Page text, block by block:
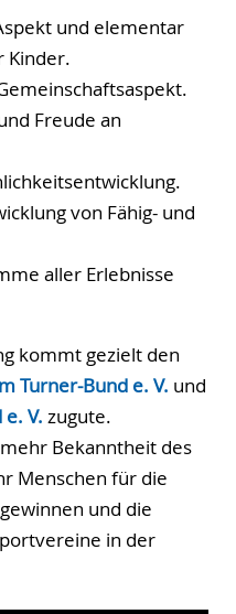
und elementar
Kinder.
Freude an
von Fähig- und
aller Erlebnisse
kommt gezielt den
Turner-Bund e. V. und
V. zugute.
Bekanntheit des
Menschen für die
und die
in der